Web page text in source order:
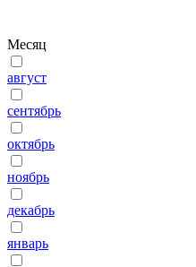
Месяц
август
сентябрь
октябрь
ноябрь
декабрь
январь